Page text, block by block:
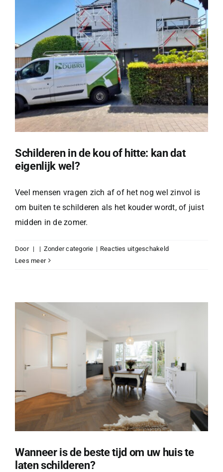
gebruiken
(en
waarom
dat
belangrijk
is)
Schilderen in de kou of hitte: kan dat
eigenlijk wel?
Veel mensen vragen zich af of het nog wel zinvol is
om buiten te schilderen als het kouder wordt, of juist
midden in de zomer.
Door | | Zonder categorie | Reacties uitgeschakeldvoor
eigenlijk
wel?
Lees meer
Wanneer is de beste tijd om uw huis te
laten schilderen?